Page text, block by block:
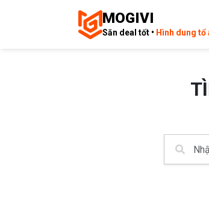
MOGIVI
Săn deal tốt • Hình dung tổ